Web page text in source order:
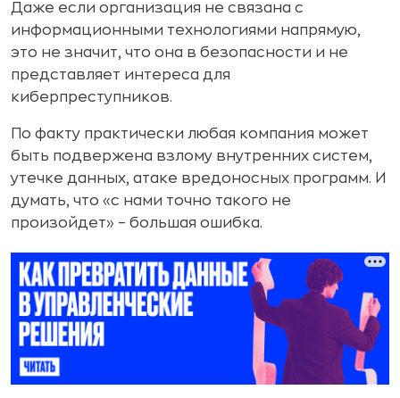
Даже если организация не связана с
информационными технологиями напрямую,
это не значит, что она в безопасности и не
представляет интереса для
киберпреступников.
По факту практически любая компания может
быть подвержена взлому внутренних систем,
утечке данных, атаке вредоносных программ. И
думать, что «с нами точно такого не
произойдет» – большая ошибка.